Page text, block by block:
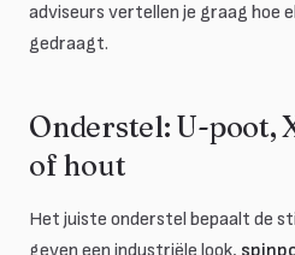
adviseurs vertellen je graag hoe
gedraagt.
Onderstel: U-poot,
of hout
Het juiste onderstel bepaalt de